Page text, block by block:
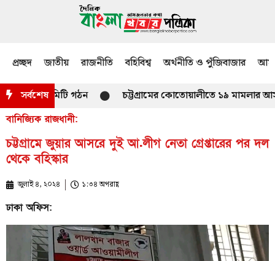
প্রচ্ছদ জাতীয় রাজনীতি বহিবিশ্ব অর্থনীতি ও পুঁজিবাজার
সর্বশেষ
কমিটি গঠন চট্টগ্রামের কোতোয়ালীতে ১৯ মামলার আসামি
বানিজ্যিক রাজধানী:
চট্টগ্রামে জুয়ার আসরে দুই আ.লীগ নেতা গ্রেপ্তারের পর দল
থেকে বহিস্কার
জুলাই ৪, ২০২৪ ১:৩৪ অপরাহ্ণ
ঢাকা অফিস: